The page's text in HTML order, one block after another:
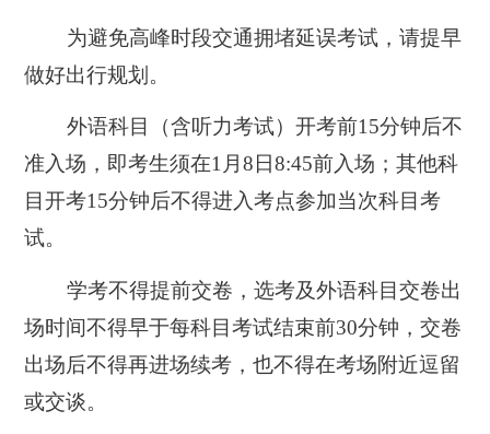
为避免高峰时段交通拥堵延误考试，请提早
做好出行规划。
外语科目（含听力考试）开考前15分钟后不
准入场，即考生须在1月8日8:45前入场；其他科
目开考15分钟后不得进入考点参加当次科目考
试。
学考不得提前交卷，选考及外语科目交卷出
场时间不得早于每科目考试结束前30分钟，交卷
出场后不得再进场续考，也不得在考场附近逗留
或交谈。